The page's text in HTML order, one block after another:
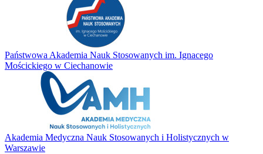
Państwowa Akademia Nauk Stosowanych im. Ignacego
Mościckiego w Ciechanowie
Akademia Medyczna Nauk Stosowanych i Holistycznych w
Warszawie